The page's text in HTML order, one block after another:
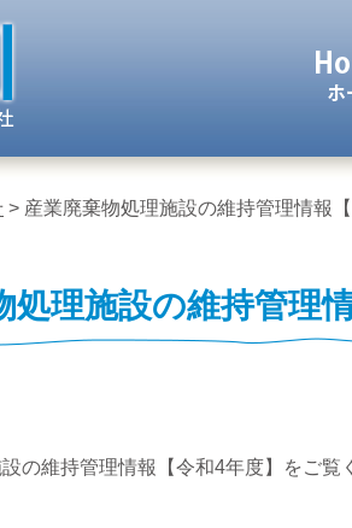
> 産業廃棄物処理施設の維持管理情報
処理施設の維持管理
の維持管理情報【令和4年度】をご覧